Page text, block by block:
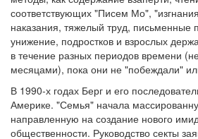
соответствующих "Писем Мо",
наказания, тяжелый труд, письменные
унижение, подростков и взрослых
в течение разных периодов времени
месяцами), пока они не "побеждали"
В 1990-х годах Берг и его
Америке. "Семья" начала
направленную на создание нового
общественности. Руководство секты